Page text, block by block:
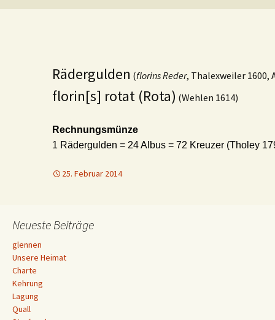
Rädergulden (florins Reder, Thalexweiler 1600,
florin[s] rotat (Rota) (Wehlen 1614)
Rechnungsmünze
1 Rädergulden = 24 Albus = 72 Kreuzer (Tholey
25. Februar 2014
Neueste Beiträge
glennen
Unsere Heimat
Charte
Kehrung
Lagung
Quall